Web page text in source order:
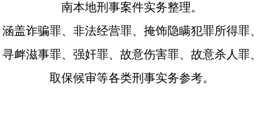
南本地刑事案件实务整理。
涵盖诈骗罪、非法经营罪、掩饰隐瞒犯罪所得罪、
寻衅滋事罪、强奸罪、故意伤害罪、故意杀人罪、
取保候审等各类刑事实务参考。